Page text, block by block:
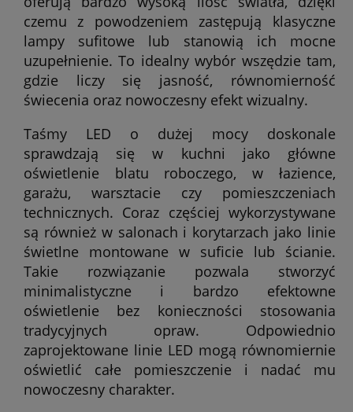
czemu z powodzeniem zastępują klasyczne
lampy sufitowe lub stanowią ich mocne
uzupełnienie. To idealny wybór wszędzie tam,
gdzie liczy się jasność, równomierność
świecenia oraz nowoczesny efekt wizualny.
Taśmy LED o dużej mocy doskonale
sprawdzają się w kuchni jako główne
oświetlenie blatu roboczego, w łazience,
garażu, warsztacie czy pomieszczeniach
technicznych. Coraz częściej wykorzystywane
są również w salonach i korytarzach jako linie
świetlne montowane w suficie lub ścianie.
Takie rozwiązanie pozwala stworzyć
minimalistyczne i bardzo efektowne
oświetlenie bez konieczności stosowania
tradycyjnych opraw. Odpowiednio
zaprojektowane linie LED mogą równomiernie
oświetlić całe pomieszczenie i nadać mu
nowoczesny charakter.